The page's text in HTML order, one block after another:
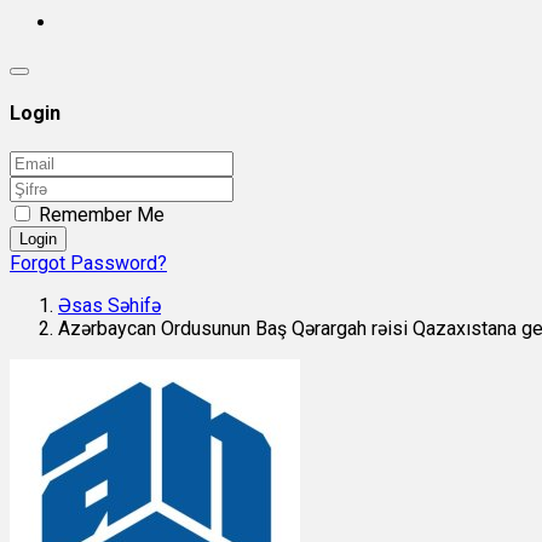
Login
Remember Me
Login
Forgot Password?
Əsas Səhifə
Azərbaycan Ordusunun Baş Qərargah rəisi Qazaxıstana